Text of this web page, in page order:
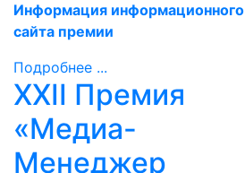
Информация информационного
сайта премии
Подробнее ...
XXII Премия
«Медиа-
Менеджер